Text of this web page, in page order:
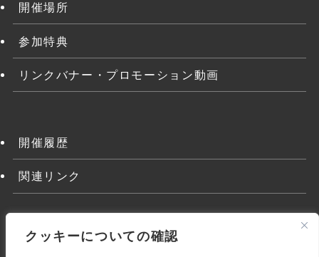
クッキーについての確認
開催場所
参加特典
リンクバナー・プロモーション動画
開催履歴
関連リンク